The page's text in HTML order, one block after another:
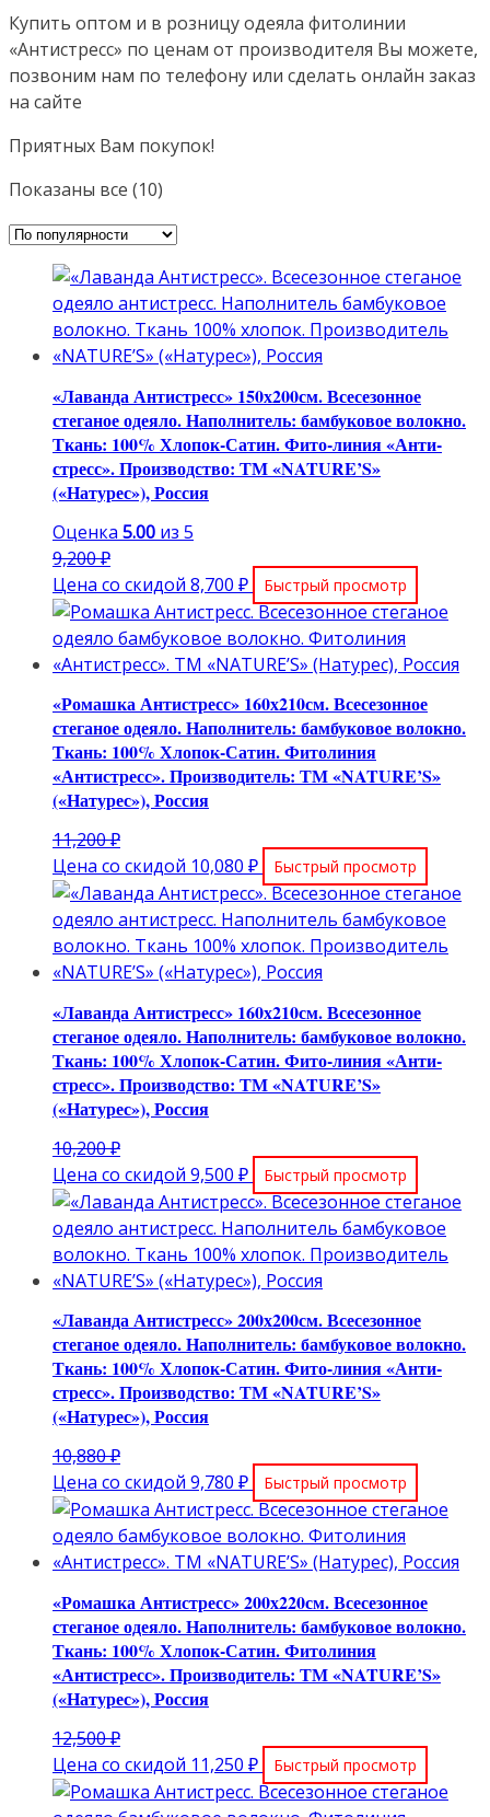
Купить оптом и в розницу одеяла фитолинии
«Антистресс» по ценам от производителя Вы можете,
позвоним нам по телефону или сделать онлайн заказ
на сайте
Приятных Вам покупок!
Показаны все (10)
популярности
«Лаванда Антистресс» 150х200см. Всесезонное
стеганое одеяло. Наполнитель: бамбуковое волокно.
Ткань: 100% Хлопок-Сатин. Фито-линия «Анти-
стресс». Производство: ТМ «NATURE’S»
(«Натурес»), Россия
Оценка 5.00 из 5
9,200₽Первоначальная
цена
составляла
9,200 ₽.
Цена со скидой 8,700 ₽Текущая
цена:
8,700 ₽.
Быстрый просмотр
«Ромашка Антистресс» 160х210см. Всесезонное
стеганое одеяло. Наполнитель: бамбуковое волокно.
Ткань: 100% Хлопок-Сатин. Фитолиния
«Антистресс». Производитель: ТМ «NATURE’S»
(«Натурес»), Россия
11,200₽Первоначальная
цена
составляла
11,200 ₽.
Цена со скидой 10,080 ₽Текущая
цена:
10,080 ₽.
Быстрый просмотр
«Лаванда Антистресс» 160х210см. Всесезонное
стеганое одеяло. Наполнитель: бамбуковое волокно.
Ткань: 100% Хлопок-Сатин. Фито-линия «Анти-
стресс». Производство: ТМ «NATURE’S»
(«Натурес»), Россия
10,200₽Первоначальная
цена
составляла
10,200 ₽.
Цена со скидой 9,500 ₽Текущая
цена:
9,500 ₽.
Быстрый просмотр
«Лаванда Антистресс» 200х200см. Всесезонное
стеганое одеяло. Наполнитель: бамбуковое волокно.
Ткань: 100% Хлопок-Сатин. Фито-линия «Анти-
стресс». Производство: ТМ «NATURE’S»
(«Натурес»), Россия
10,880₽Первоначальная
цена
составляла
10,880 ₽.
Цена со скидой 9,780 ₽Текущая
цена:
9,780 ₽.
Быстрый просмотр
«Ромашка Антистресс» 200х220см. Всесезонное
стеганое одеяло. Наполнитель: бамбуковое волокно.
Ткань: 100% Хлопок-Сатин. Фитолиния
«Антистресс». Производитель: ТМ «NATURE’S»
(«Натурес»), Россия
12,500₽Первоначальная
цена
составляла
Цена со скидой 11,250 ₽Текущая
цена:
Быстрый просмотр